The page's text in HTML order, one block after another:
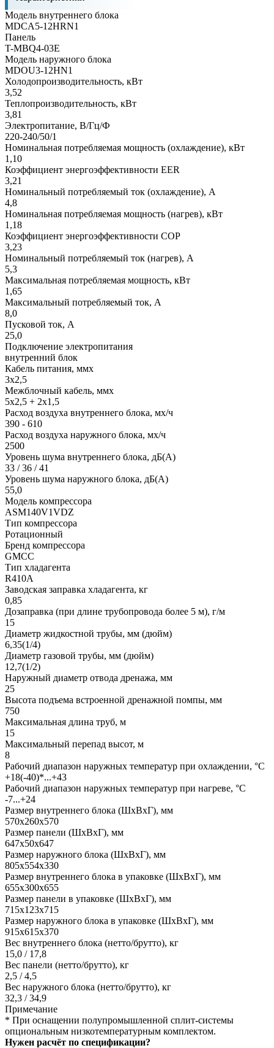
Модель внутреннего блока
MDCA5-12HRN1
Панель
T-MBQ4-03E
Модель наружного блока
MDOU3-12HN1
Холодопроизводительность, кВт
3,52
Теплопроизводительность, кВт
3,81
Электропитание, В/Гц/Ф
220-240/50/1
Номинальная потребляемая мощность (охлаждение), кВт
1,10
Коэффициент энергоэффективности EER
3,21
Номинальный потребляемый ток (охлаждение), А
4,8
Номинальная потребляемая мощность (нагрев), кВт
1,18
Коэффициент энергоэффективности COP
3,23
Номинальный потребляемый ток (нагрев), А
5,3
Максимальная потребляемая мощность, кВт
1,65
Максимальный потребляемый ток, А
8,0
Пусковой ток, А
25,0
Подключение электропитания
внутренний блок
Кабель питания, ммx
3х2,5
Межблочный кабель, ммx
5х2,5 + 2х1,5
Расход воздуха внутреннего блока, мx/ч
390 - 610
Расход воздуха наружного блока, мx/ч
2500
Уровень шума внутреннего блока, дБ(А)
33 / 36 / 41
Уровень шума наружного блока, дБ(А)
55,0
Модель компрессора
ASM140V1VDZ
Тип компрессора
Ротационный
Бренд компрессора
GMCC
Тип хладагента
R410A
Заводская заправка хладагента, кг
0,85
Дозаправка (при длине трубопровода более 5 м), г/м
15
Диаметр жидкостной трубы, мм (дюйм)
6,35(1/4)
Диаметр газовой трубы, мм (дюйм)
12,7(1/2)
Наружный диаметр отвода дренажа, мм
25
Высота подъема встроенной дренажной помпы, мм
750
Максимальная длина труб, м
15
Максимальный перепад высот, м
8
Рабочий диапазон наружных температур при охлаждении, °C
+18(-40)*...+43
Рабочий диапазон наружных температур при нагреве, °C
-7...+24
Размер внутреннего блока (ШxВxГ), мм
570x260x570
Размер панели (ШxВxГ), мм
647x50x647
Размер наружного блока (ШxВxГ), мм
805x554x330
Размер внутреннего блока в упаковке (ШxВxГ), мм
655x300x655
Размер панели в упаковке (ШxВxГ), мм
715x123x715
Размер наружного блока в упаковке (ШxВxГ), мм
915x615x370
Вес внутреннего блока (нетто/брутто), кг
15,0 / 17,8
Вес панели (нетто/брутто), кг
2,5 / 4,5
Вес наружного блока (нетто/брутто), кг
32,3 / 34,9
Примечание
* При оснащении полупромышленной сплит-системы
опциональным низкотемпературным комплектом.
Нужен расчёт по спецификации?